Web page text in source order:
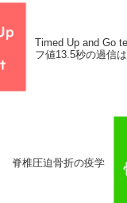
Timed Up and Go
フ値13.5秒の過信
脊椎圧迫骨折の疫学